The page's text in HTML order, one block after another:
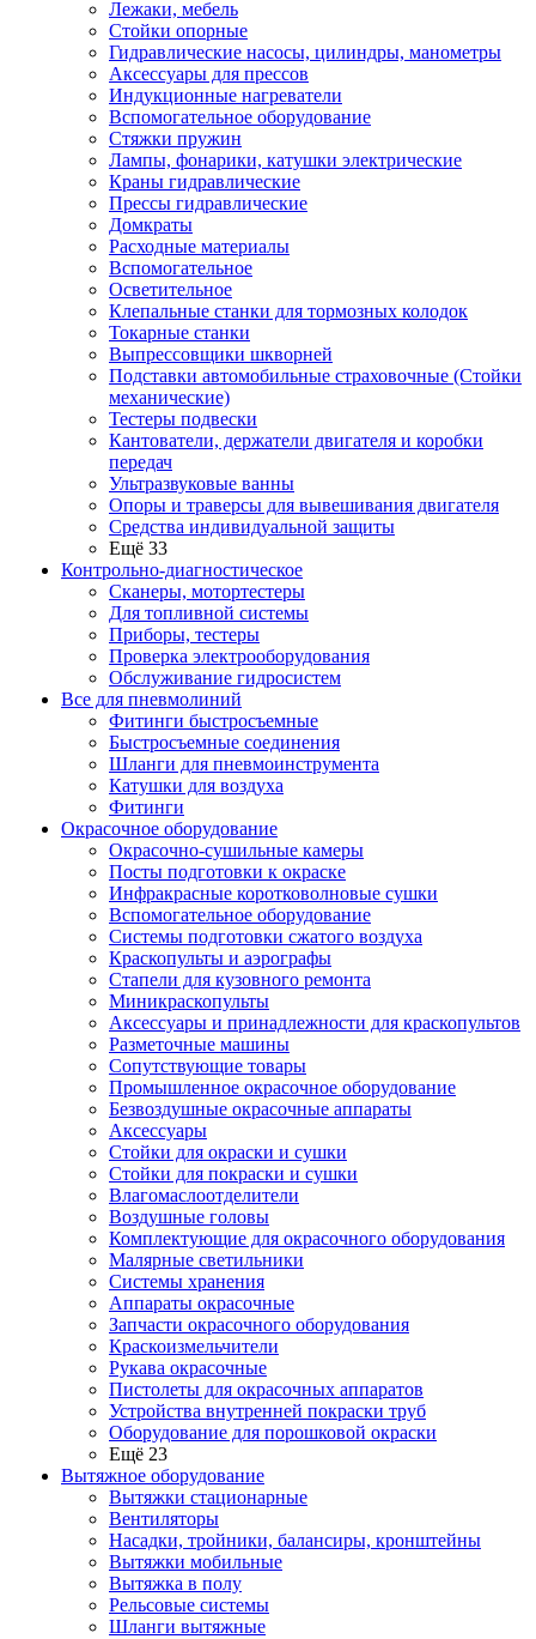
Лежаки, мебель
Стойки опорные
Гидравлические насосы, цилиндры, манометры
Аксессуары для прессов
Индукционные нагреватели
Вспомогательное оборудование
Стяжки пружин
Лампы, фонарики, катушки электрические
Краны гидравлические
Прессы гидравлические
Домкраты
Расходные материалы
Вспомогательное
Осветительное
Клепальные станки для тормозных колодок
Токарные станки
Выпрессовщики шкворней
Подставки автомобильные страховочные (Стойки
механические)
Тестеры подвески
Кантователи, держатели двигателя и коробки
передач
Ультразвуковые ванны
Опоры и траверсы для вывешивания двигателя
Средства индивидуальной защиты
Ещё 33
Контрольно-диагностическое
Сканеры, мотортестеры
Для топливной системы
Приборы, тестеры
Проверка электрооборудования
Обслуживание гидросистем
Все для пневмолиний
Фитинги быстросъемные
Быстросъемные соединения
Шланги для пневмоинструмента
Катушки для воздуха
Фитинги
Окрасочное оборудование
Окрасочно-сушильные камеры
Посты подготовки к окраске
Инфракрасные коротковолновые сушки
Вспомогательное оборудование
Системы подготовки сжатого воздуха
Краскопульты и аэрографы
Стапели для кузовного ремонта
Миникраскопульты
Аксессуары и принадлежности для краскопультов
Разметочные машины
Сопутствующие товары
Промышленное окрасочное оборудование
Безвоздушные окрасочные аппараты
Аксессуары
Стойки для окраски и сушки
Стойки для покраски и сушки
Влагомаслоотделители
Воздушные головы
Комплектующие для окрасочного оборудования
Малярные светильники
Системы хранения
Аппараты окрасочные
Запчасти окрасочного оборудования
Краскоизмельчители
Рукава окрасочные
Пистолеты для окрасочных аппаратов
Устройства внутренней покраски труб
Оборудование для порошковой окраски
Ещё 23
Вытяжное оборудование
Вытяжки стационарные
Вентиляторы
Насадки, тройники, балансиры, кронштейны
Вытяжки мобильные
Вытяжка в полу
Рельсовые системы
Шланги вытяжные